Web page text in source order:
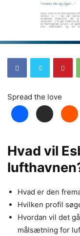
Spread the love
Hvad vil
Hvad er den
Hvilken profil
Hvordan vil det
målsætning for